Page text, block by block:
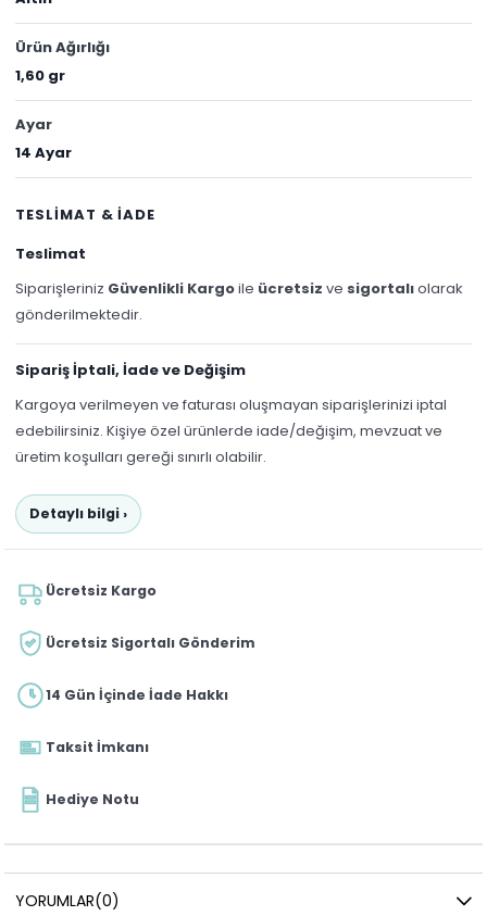
Ürün Ağırlığı
1,60 gr
Ayar
14 Ayar
TESLİMAT & İADE
Teslimat
Siparişleriniz Güvenlikli Kargoile ücretsiz ve sigortalıolarak
gönderilmektedir.
Sipariş İptali, İade ve Değişim
Kargoya verilmeyen ve faturası oluşmayan siparişlerinizi iptal
edebilirsiniz. Kişiye özel ürünlerde iade/değişim, mevzuat ve
üretim koşulları gereği sınırlı olabilir.
Detaylı bilgi ›
Ücretsiz Kargo
Ücretsiz Sigortalı Gönderim
14 Gün İçinde İade Hakkı
Taksit İmkanı
Hediye Notu
YORUMLAR(0)